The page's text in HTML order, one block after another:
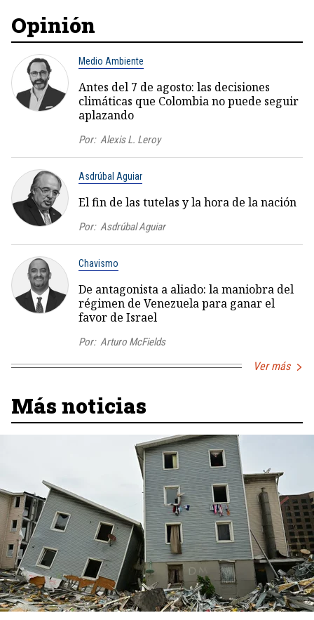
Opinión
Medio Ambiente
Antes del 7 de agosto: las decisiones
climáticas que Colombia no puede seguir
aplazando
Por: Alexis L. Leroy
Asdrúbal Aguiar
El fin de las tutelas y la hora de la nación
Por: Asdrúbal Aguiar
Chavismo
De antagonista a aliado: la maniobra del
régimen de Venezuela para ganar el
favor de Israel
Por: Arturo McFields
Ver más
Más noticias